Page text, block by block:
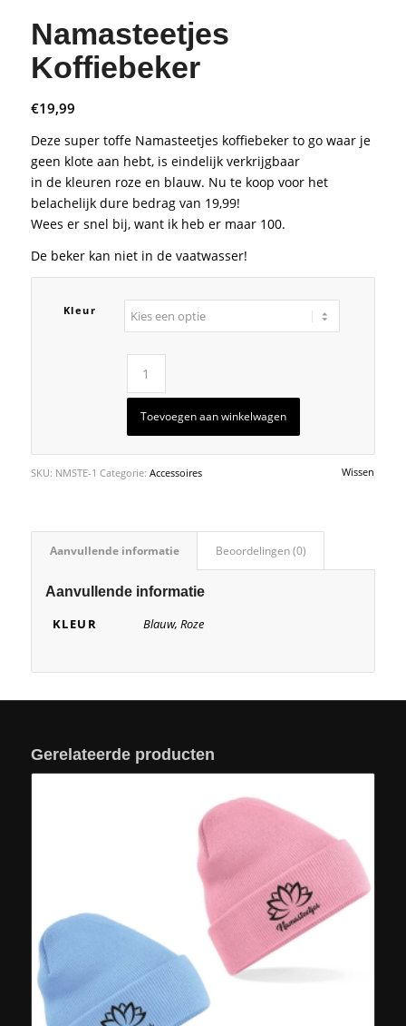
Namasteetjes
Koffiebeker
€19,99
Deze super toffe Namasteetjes koffiebeker to go waar je
geen klote aan hebt, is eindelijk verkrijgbaar
in de kleuren roze en blauw. Nu te koop voor het
belachelijk dure bedrag van 19,99!
Wees er snel bij, want ik heb er maar 100.
De beker kan niet in de vaatwasser!
Kleur
Wissen
Toevoegen aan winkelwagen
SKU: NMSTE-1 Categorie: Accessoires
Aanvullende informatie Beoordelingen (0)
Aanvullende informatie
KLEUR Blauw, Roze
Gerelateerde producten